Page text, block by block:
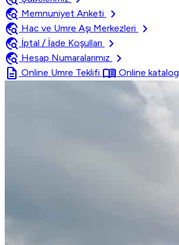
travel_explore Memnuniyet Anketi
chevron_right
travel_explore Hac ve Umre Aşı Merkezleri
chevron_right
travel_explore İptal / İade Koşulları
chevron_right
travel_explore Hesap Numaralarımız
chevron_right
description Online Umre Teklifi menu_book Online katalog